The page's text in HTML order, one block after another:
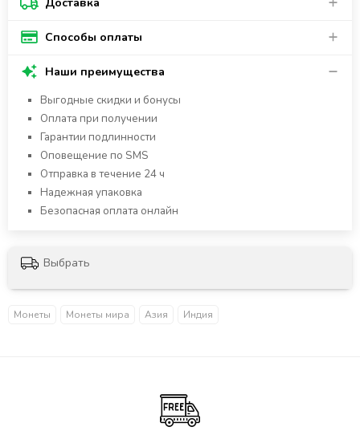
Способы оплаты
Наши преимущества
Выгодные скидки и бонусы
Оплата при получении
Гарантии подлинности
Оповещение по SMS
Отправка в течение 24 ч
Надежная упаковка
Безопасная оплата онлайн
Выбрать
Монеты Монеты мира Азия Индия